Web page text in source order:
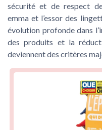
sécurité et de respect de
emma et l’essor des
évolution profonde dans
des produits et la
deviennent des critères